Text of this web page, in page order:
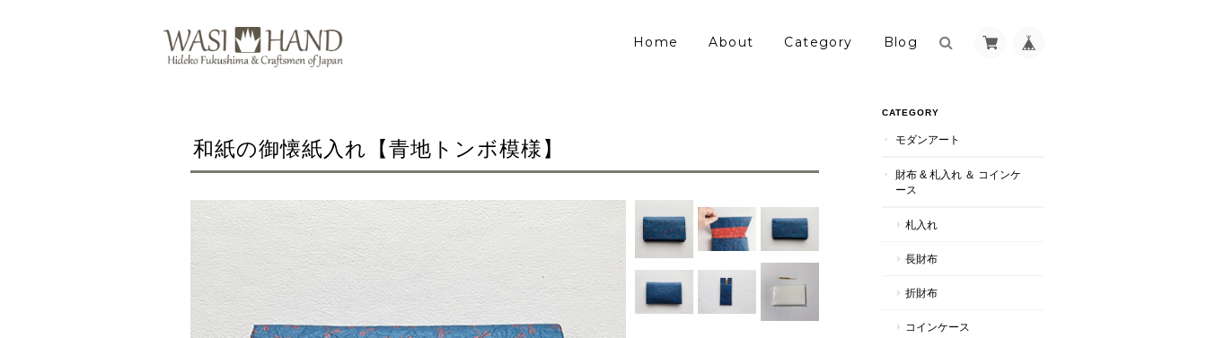
Home About Category Blog
和紙の御懐紙入れ【青地トンボ模様】
CATEGORY
モダンアート
財布 & 札入れ ＆ コインケ
ース
札入れ
長財布
折財布
コインケース